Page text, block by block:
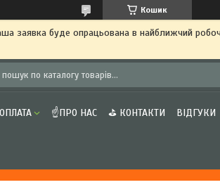
Кошик
заявка буде опрацьована в найближчий
☝ПРО НАС ⛳ КОНТАКТИ ВІДГУКИ